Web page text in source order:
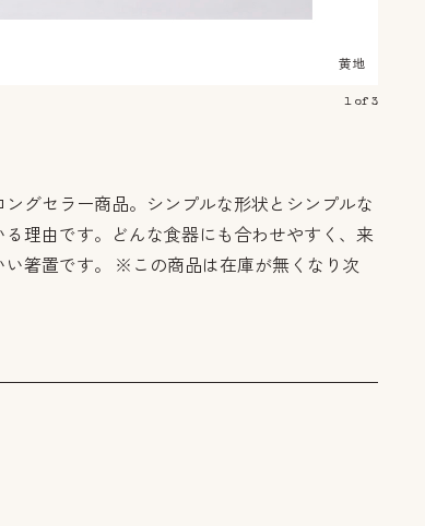
黄地
1of 3
グセラー商品。シンプルな形状とシンプルな
理由です。どんな食器にも合わせやすく、来
い箸置です。 ※この商品は在庫が無くなり次